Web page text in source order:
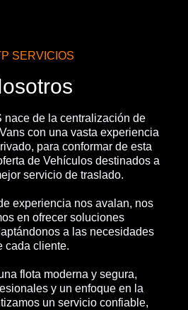
SERVICIOS
nace de la centralización de
con una vasta experiencia
para conformar de esta
de Vehículos destinados a
servicio de traslado.
experiencia nos avalan, nos
en ofrecer soluciones
a las necesidades
cada cliente.
flota moderna y segura,
y un enfoque en la
un servicio confiable,